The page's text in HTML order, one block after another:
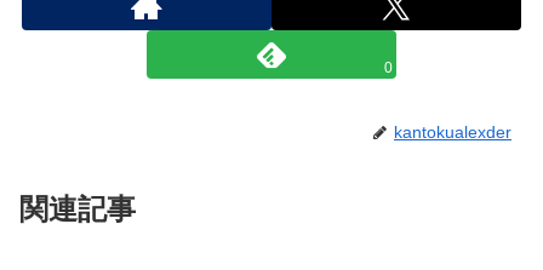
0
kantokualexder
関連記事